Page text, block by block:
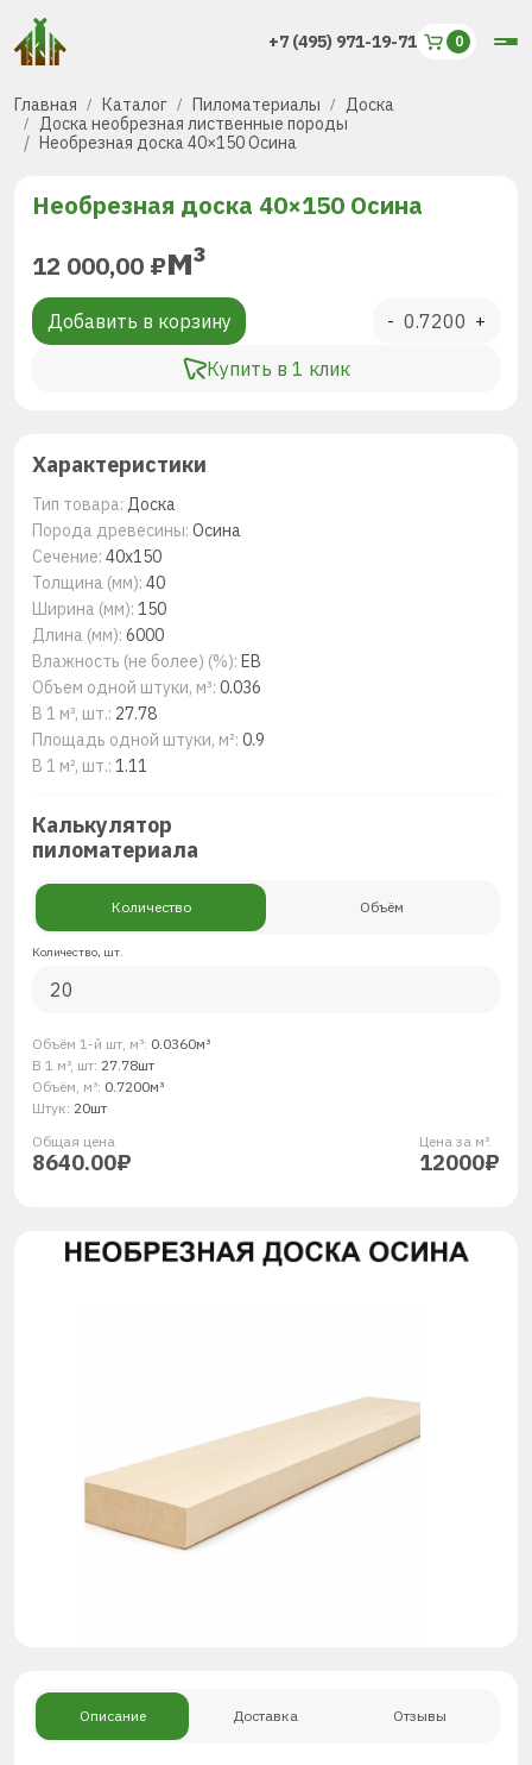
+7 (495) 971-19-71
Главная Каталог Пиломатериалы
Доска
Доска необрезная лиственные породы
Необрезная доска 40×150 Осина
Необрезная доска 40×150 Осина
12 000,00 ₽м³
Добавить в корзину
Купить в 1 клик
- +
Характеристики
Тип товара: Доска
Порода древесины: Осина
Сечение: 40x150
Толщина (мм): 40
Ширина (мм): 150
Длина (мм): 6000
Влажность (не более) (%): ЕВ
Объем одной штуки, м³: 0.036
В 1 м³, шт.: 27.78
Площадь одной штуки, м²: 0.9
В 1 м², шт.: 1.11
Калькулятор
пиломатериала
Количество Объём
Количество, шт.
Объём 1-й шт, м³: 0.0360м³
В 1 м³, шт: 27.78шт
Объём, м³: 0.7200м³
Штук: 20шт
Общая ценa
8640.00₽
Цена за м³.
12000₽
Описание Доставка Отзывы